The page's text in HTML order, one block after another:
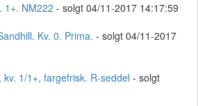
1+. NM222 - solgt 04/11-2017 14:17:59
Kv. 0. Prima. - solgt 04/11-2017
1/1+, fargefrisk. R-seddel - solgt